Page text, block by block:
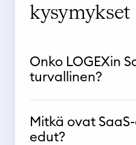
kysymykset
Onko LOGEXin
turvallinen?
Mitkä ovat
edut?